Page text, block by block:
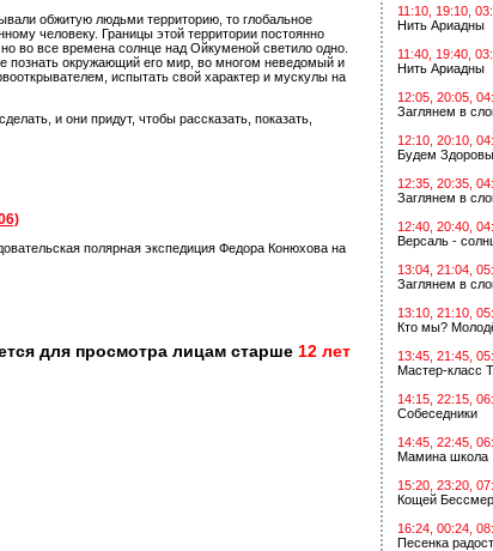
обжитую людьми территорию, то глобальное
человеку. Границы этой территории постоянно
во все времена солнце над Ойкуменой светило одно.
познать окружающий его мир, во многом неведомый и
испытать свой характер и мускулы на
и они придут, чтобы рассказать, показать,
полярная экспедиция Федора Конюхова на
для просмотра лицам старше 12 лет
11:10, 19:10,
Нить Ариадны
11:40, 19:40,
Нить Ариадны
12:05, 20:05,
Заглянем в
12:10, 20:10,
Будем
12:35, 20:35,
Заглянем в
12:40, 20:40,
Версаль -
13:04, 21:04,
Заглянем в
13:10, 21:10,
Кто мы?
13:45, 21:45,
Мастер-класс
14:15, 22:15,
Собеседники
14:45, 22:45,
Мамина школа
15:20, 23:20,
Кощей
16:24, 00:24,
Песенка